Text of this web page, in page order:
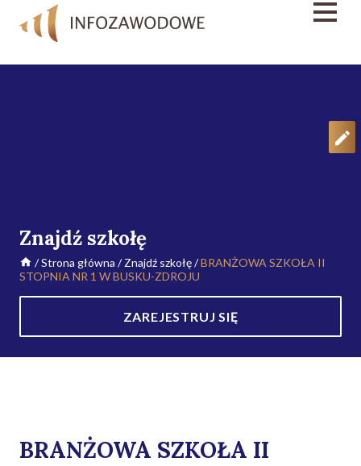
Znajdź szkołę
/Strona główna /Znajdź szkołę/BRANŻOWA SZKOŁA II
STOPNIA NR 1 W BUSKU-ZDROJU
ZAREJESTRUJ SIĘ
BRANŻOWA SZKOŁA II